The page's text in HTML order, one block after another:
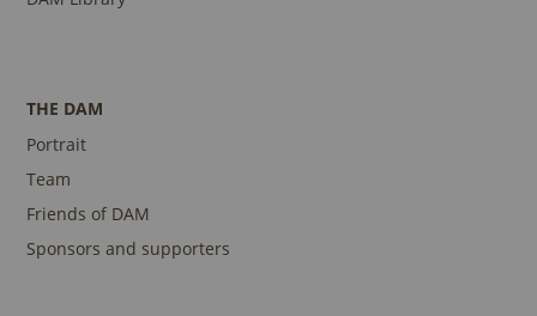
THE DAM
Portrait
Team
Friends of DAM
Sponsors and supporters